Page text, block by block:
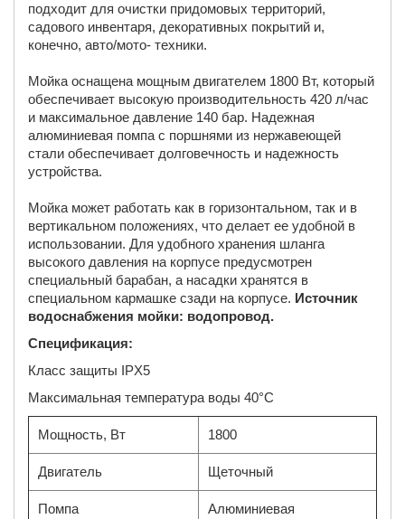
подходит для очистки придомовых территорий,
садового инвентаря, декоративных покрытий и,
конечно, авто/мото- техники.
Мойка оснащена мощным двигателем 1800 Вт, который
обеспечивает высокую производительность 420 л/час
и максимальное давление 140 бар. Надежная
алюминиевая помпа с поршнями из нержавеющей
стали обеспечивает долговечность и надежность
устройства.
Мойка может работать как в горизонтальном, так и в
вертикальном положениях, что делает ее удобной в
использовании. Для удобного хранения шланга
высокого давления на корпусе предусмотрен
специальный барабан, а насадки хранятся в
специальном кармашке сзади на корпусе. Источник
водоснабжения мойки: водопровод.
Спецификация:
Класс защиты IPX5
Максимальная температура воды 40°С
Мощность, Вт 1800
Двигатель Щеточный
Помпа Алюминиевая